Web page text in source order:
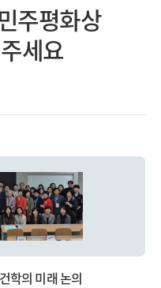
주평화상
세요
학의 미래 논의